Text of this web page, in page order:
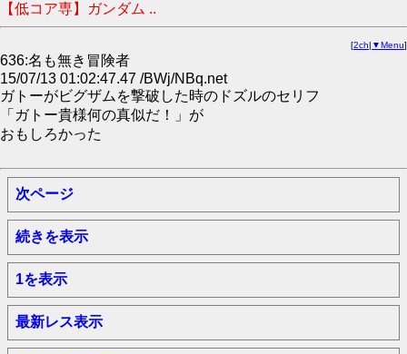
【低コア専】ガンダム ..
[2ch| ▼Menu]
636:名も無き冒険者
15/07/13 01:02:47.47 /BWj/NBq.net
ガトーがビグザムを撃破した時のドズルのセリフ
「ガトー貴様何の真似だ！」が
おもしろかった
次ページ
続きを表示
1を表示
最新レス表示